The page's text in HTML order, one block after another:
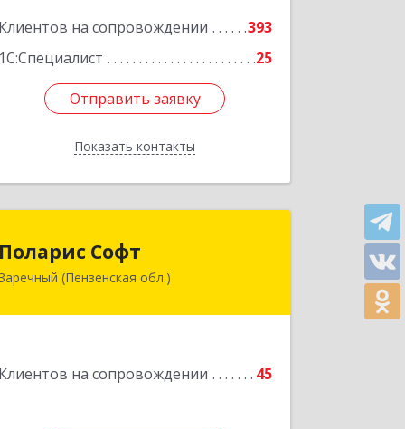
Клиентов на сопровождении
393
1С:Специалист
25
Отправить заявку
Показать контакты
Подробнее
Отправить заявку
Назад
Поларис Софт
(Пензенская обл.)
Клиентов на сопровождении 45
442960, Пензенская обл, Заречный г,